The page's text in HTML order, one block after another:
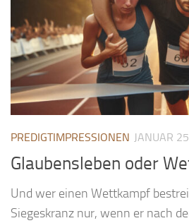
PREDIGTIMPRESSIONEN JANUAR
Glaubensleben oder
Und wer einen Wettkampf
Siegeskranz nur, wenn er nach